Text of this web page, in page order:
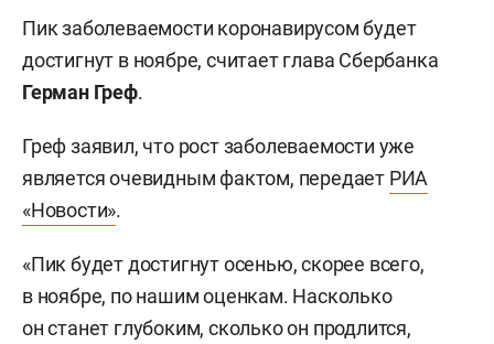
Пик заболеваемости коронавирусом будет
достигнут в ноябре, считает глава Сбербанка
Герман Греф.
Греф заявил, что рост заболеваемости уже
является очевидным фактом, передает РИА
«Новости».
«Пик будет достигнут осенью, скорее всего,
в ноябре, по нашим оценкам. Насколько
он станет глубоким, сколько он продлится,